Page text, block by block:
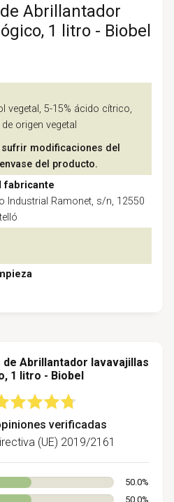
Abrillantador
1 litro - Biobel
vegetal, 5-15% ácido cítrico,
origen vegetal
modificaciones del
del producto.
fabricante
Industrial Ramonet, s/n, 12550
Abrillantador lavavajillas
1 litro - Biobel
verificadas
(UE) 2019/2161
50.0%
50.0%